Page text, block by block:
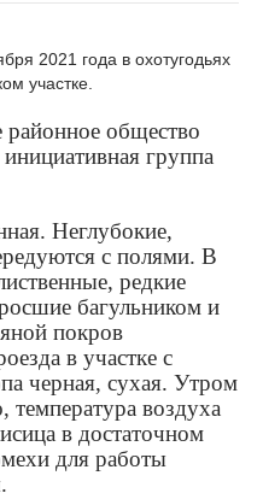
2021 года в охотугодьях
участке.
общество
группа
Неглубокие,
с полями. В
редкие
багульником и
покров
в участке с
черная, сухая. Утром
воздуха
в достаточном
для работы